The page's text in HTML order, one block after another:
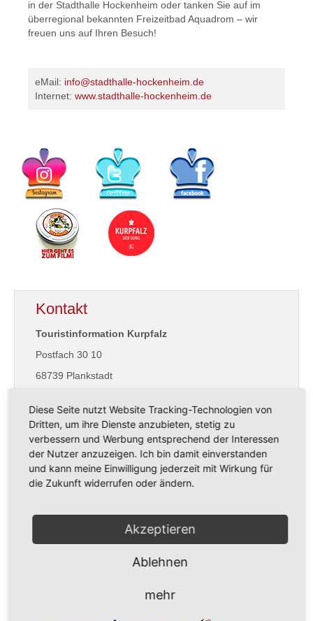
in der Stadthalle Hockenheim oder tanken Sie auf im
überregional bekannten Freizeitbad Aquadrom – wir
freuen uns auf Ihren Besuch!
eMail: info@stadthalle-hockenheim.de
Internet: www.stadthalle-hockenheim.de
Kontakt
Touristinformation Kurpfalz
Postfach 30 10
68739 Plankstadt
kurpfalz@kurpfalz-information.de
www.kurpfalz-tourist.de
Radfahren & Wandern
Diese Seite nutzt Website Tracking-Technologien von
Dritten, um ihre Dienste anzubieten, stetig zu
verbessern und Werbung entsprechend der Interessen
der Nutzer anzuzeigen. Ich bin damit einverstanden
und kann meine Einwilligung jederzeit mit Wirkung für
die Zukunft widerrufen oder ändern.
Akzeptieren
Ablehnen
mehr